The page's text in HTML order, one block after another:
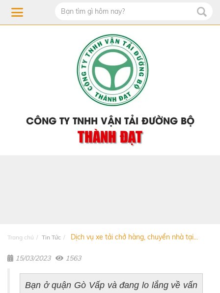
CÔNG TY TNHH VẬN TẢI ĐƯỜNG BỘ
THÀNH ĐẠT
Trang chủ Tin Tức Dịch vụ xe tải chở hàng, chuyển nhà tại...
15/03/2023 1563
Bạn ở quận Gò Vấp và đang lo lắng về vấn